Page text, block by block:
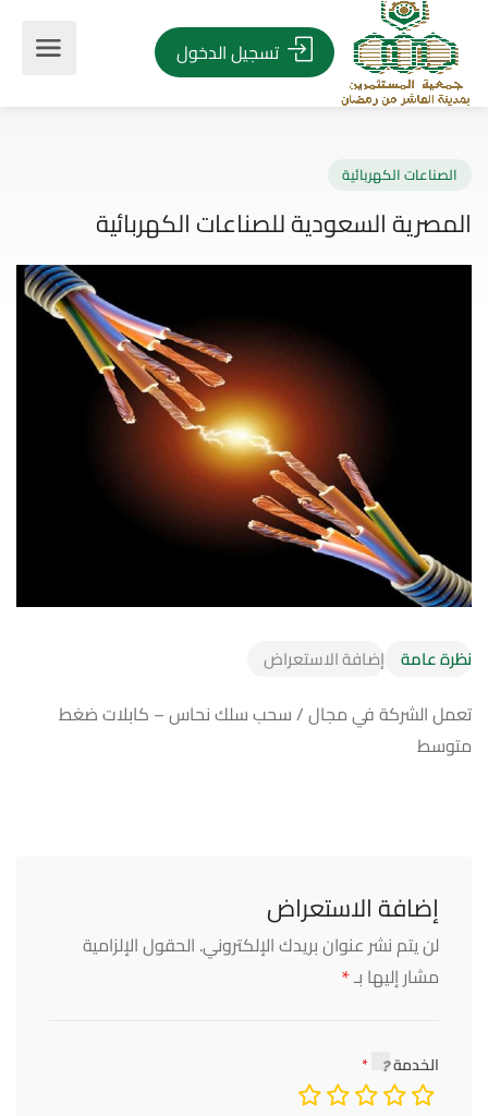
تسجيل الدخول
الكهربائية
السعودية للصناعات الكهربائية
نظرة عامة إضافة الاستعراض
تعمل الشركة في مجال / سحب سلك نحاس – كابلات ضغط
متوسط
إضافة الاستعراض
لن يتم نشر عنوان بريدك الإلكتروني. الحقول الإلزامية
مشار إليها بـ*
الخدمة